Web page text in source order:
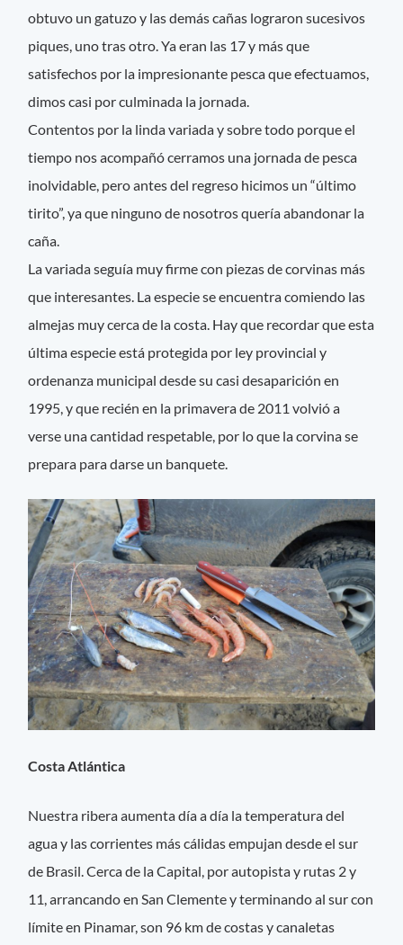
obtuvo un gatuzo y las demás cañas lograron sucesivos
piques, uno tras otro. Ya eran las 17 y más que
satisfechos por la impresionante pesca que efectuamos,
dimos casi por culminada la jornada.
Contentos por la linda variada y sobre todo porque el
tiempo nos acompañó cerramos una jornada de pesca
inolvidable, pero antes del regreso hicimos un “último
tirito”, ya que ninguno de nosotros quería abandonar la
caña.
La variada seguía muy firme con piezas de corvinas más
que interesantes. La especie se encuentra comiendo las
almejas muy cerca de la costa. Hay que recordar que esta
última especie está protegida por ley provincial y
ordenanza municipal desde su casi desaparición en
1995, y que recién en la primavera de 2011 volvió a
verse una cantidad respetable, por lo que la corvina se
prepara para darse un banquete.
Costa Atlántica
Nuestra ribera aumenta día a día la temperatura del
agua y las corrientes más cálidas empujan desde el sur
de Brasil. Cerca de la Capital, por autopista y rutas 2 y
11, arrancando en San Clemente y terminando al sur con
límite en Pinamar, son 96 km de costas y canaletas